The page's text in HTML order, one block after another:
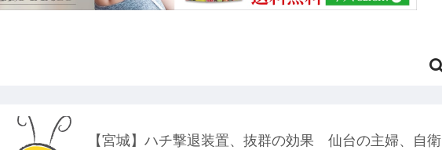
さん、「Aボタン長押し」に気づかず任天堂に修正させてしまう
らない目にあった話をする、オカルト系で他
安い」
ーワロタ
【宮城】ハチ撃退装置、抜群の効果 仙台の主婦、自衛